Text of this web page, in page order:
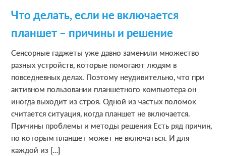
Что делать, если не включается
планшет – причины и решение
Сенсорные гаджеты уже давно заменили множество
разных устройств, которые помогают людям в
повседневных делах. Поэтому неудивительно, что при
активном пользовании планшетного компьютера он
иногда выходит из строя. Одной из частых поломок
считается ситуация, когда планшет не включается.
Причины проблемы и методы решения Есть ряд причин,
по которым планшет может не включаться. И для
каждой из […]